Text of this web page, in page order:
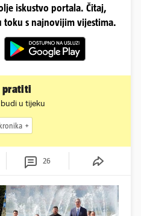
iskustvo portala. Čitaj,
s najnovijim vijestima.
pratiti
u tijeku
26